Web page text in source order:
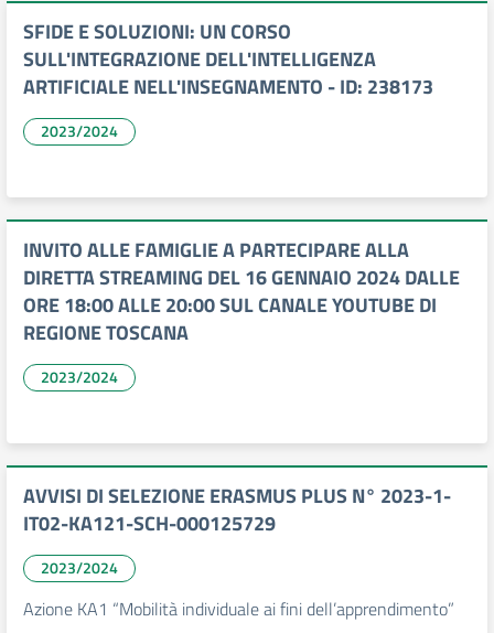
SFIDE E SOLUZIONI: UN CORSO
SULL'INTEGRAZIONE DELL'INTELLIGENZA
ARTIFICIALE NELL'INSEGNAMENTO - ID: 238173
2023/2024
INVITO ALLE FAMIGLIE A PARTECIPARE ALLA
DIRETTA STREAMING DEL 16 GENNAIO 2024 DALLE
ORE 18:00 ALLE 20:00 SUL CANALE YOUTUBE DI
REGIONE TOSCANA
2023/2024
AVVISI DI SELEZIONE ERASMUS PLUS N° 2023-1-
IT02-KA121-SCH-000125729
2023/2024
Azione KA1 “Mobilità individuale ai fini dell’apprendimento”